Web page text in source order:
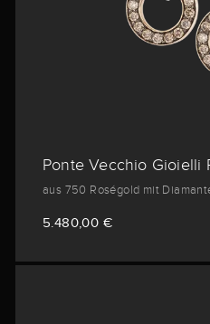
Ponte Vecchio Gioielli
aus 750 Roségold mit
5.480,00 €